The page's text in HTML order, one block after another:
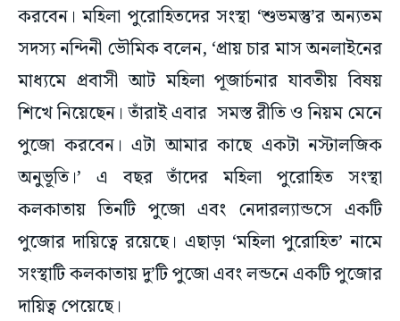
করবেন। মহিলা পুরোহিতদের সংস্থা ‘শুভমস্তু’র অন্যতম
সদস্য নন্দিনী ভৌমিক বলেন, ‘প্রায় চার মাস অনলাইনের
মাধ্যমে প্রবাসী আট মহিলা পূজার্চনার যাবতীয় বিষয়
শিখে নিয়েছেন। তাঁরাই এবার সমস্ত রীতি ও নিয়ম মেনে
পুজো করবেন। এটা আমার কাছে একটা নস্টালজিক
অনুভূতি।’ এ বছর তাঁদের মহিলা পুরোহিত সংস্থা
কলকাতায় তিনটি পুজো এবং নেদারল্যান্ডসে একটি
পুজোর দায়িত্বে রয়েছে। এছাড়া ‘মহিলা পুরোহিত’ নামে
সংস্থাটি কলকাতায় দু’টি পুজো এবং লন্ডনে একটি পুজোর
দায়িত্ব পেয়েছে।